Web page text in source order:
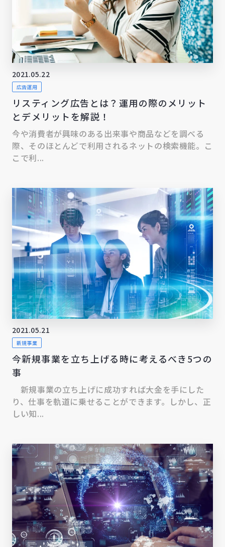
2021.05.22
広告運用
リスティング広告とは？運用の際のメリット
とデメリットを解説！
今や消費者が興味のある出来事や商品などを調べる
際、そのほとんどで利用されるネットの検索機能。こ
こで利...
2021.05.21
新規事業
今新規事業を立ち上げる時に考えるべき5つの
事
新規事業の立ち上げに成功すれば大金を手にした
り、仕事を軌道に乗せることができます。しかし、正
しい知...